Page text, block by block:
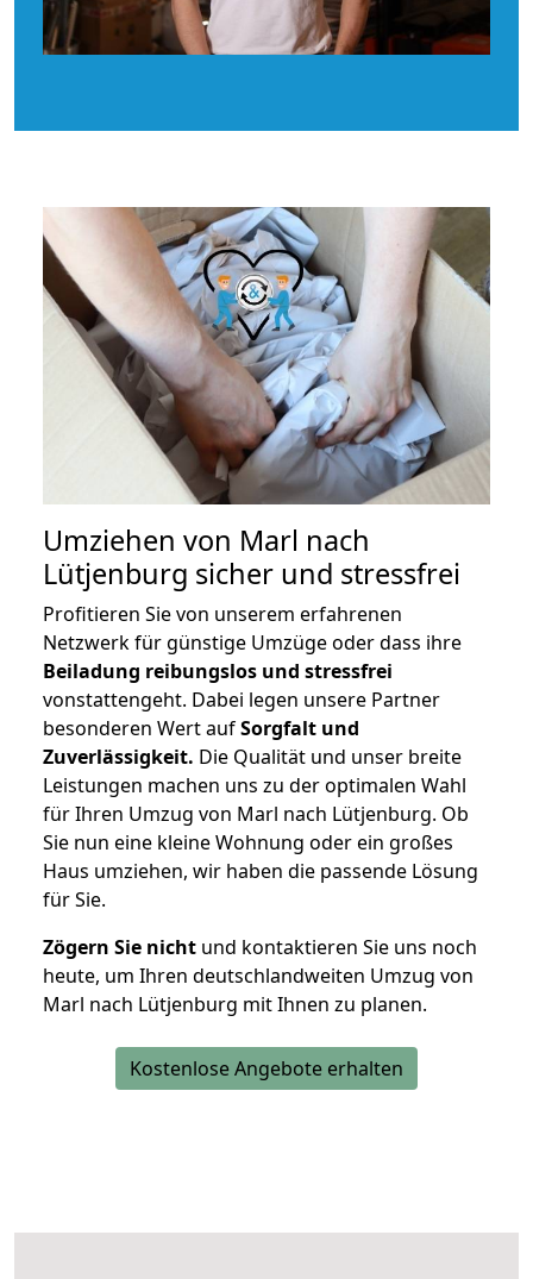
Umziehen von Marl nach
Lütjenburg sicher und stressfrei
Profitieren Sie von unserem erfahrenen
Netzwerk für günstige Umzüge oder dass ihre
Beiladung reibungslos und stressfrei
vonstattengeht. Dabei legen unsere Partner
besonderen Wert aufSorgfalt und
Zuverlässigkeit. Die Qualität und unser breite
Leistungen machen uns zu der optimalen Wahl
für Ihren Umzug von Marl nach Lütjenburg. Ob
Sie nun eine kleine Wohnung oder ein großes
Haus umziehen, wir haben die passende Lösung
für Sie.
Zögern Sie nicht und kontaktieren Sie uns noch
heute, um Ihren deutschlandweiten Umzug von
Marl nach Lütjenburg mit Ihnen zu planen.
Kostenlose Angebote erhalten